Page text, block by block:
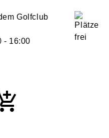
Golfclub
- 16:00